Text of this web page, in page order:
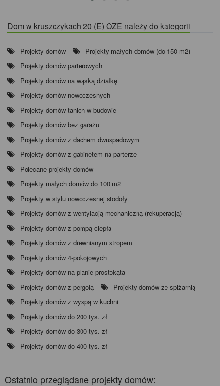
Dom w kruszczykach 20 (E) OZE należy do kategorii
Projekty domów
Projekty małych domów (do 150 m2)
Projekty domów parterowych
Projekty domów na wąską działkę
Projekty domów nowoczesnych
Projekty domów tanich w budowie
Projekty domów bez garażu
Projekty domów z dachem dwuspadowym
Projekty domów z gabinetem na parterze
Polecane projekty domów
Projekty małych domów do 100 m2
Projekty w stylu nowoczesnej stodoły
Projekty domów z wentylacją mechaniczną (rekuperacją)
Projekty domów z pompą ciepła
Projekty domów z drewnianym stropem
Projekty domów 4-pokojowych
Projekty domów na planie prostokąta
Projekty domów z pergolą
Projekty domów ze spiżarnią
Projekty domów z wyspą w kuchni
Projekty domów do 200 tys. zł
Projekty domów do 300 tys. zł
Projekty domów do 400 tys. zł
Ostatnio przeglądane projekty domów: